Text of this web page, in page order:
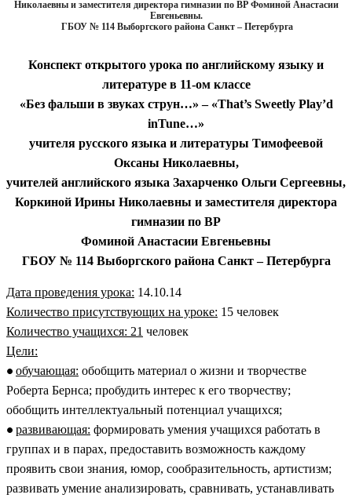
Николаевны и заместителя директора гимназии по ВР Фоминой Анастасии
Евгеньевны.
ГБОУ № 114 Выборгского района Санкт – Петербурга
Конспект открытого урока по английскому языку и
литературе в 11-ом классе
«Без фальши в звуках струн…» – «That’s Sweetly Play’d
inTune…»
учителя русского языка и литературы Тимофеевой
Оксаны Николаевны,
учителей английского языка Захарченко Ольги Сергеевны,
Коркиной Ирины Николаевны и заместителя директора
гимназии по ВР
Фоминой Анастасии Евгеньевны
ГБОУ № 114 Выборгского района Санкт – Петербурга
Дата проведения урока: 14.10.14
Количество присутствующих на уроке: 15 человек
Количество учащихся: 21 человек
Цели:
обучающая: обобщить материал о жизни и творчестве
Роберта Бернса; пробудить интерес к его творчеству;
обобщить интеллектуальный потенциал учащихся;
развивающая: формировать умения учащихся работать в
группах и в парах, предоставить возможность каждому
проявить свои знания, юмор, сообразительность, артистизм;
развивать умение анализировать, сравнивать, устанавливать